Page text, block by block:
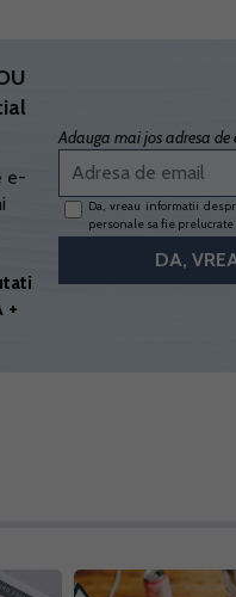
e-
+
Adauga mai jos adresa
Da, vreau informatii
personale sa fie prelucrate